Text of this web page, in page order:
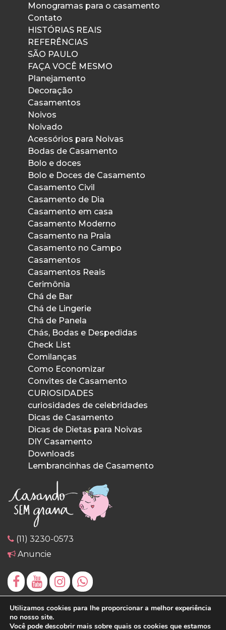
Monogramas para o casamento
Contato
HISTÓRIAS REAIS
REFERÊNCIAS
SÃO PAULO
FAÇA VOCÊ MESMO
Planejamento
Decoração
Casamentos
Noivos
Noivado
Acessórios para Noivas
Bodas de Casamento
Bolo e doces
Bolo e Doces de Casamento
Casamento Civil
Casamento de Dia
Casamento em casa
Casamento Moderno
Casamento na Praia
Casamento no Campo
Casamentos
Casamentos Reais
Cerimônia
Chá de Bar
Chá de Lingerie
Chá de Panela
Chás, Bodas e Despedidas
Check List
Comilanças
Como Economizar
Convites de Casamento
CURIOSIDADES
curiosidades de celebridades
Dicas de Casamento
Dicas de Dietas para Noivas
DIY Casamento
Downloads
Lembrancinhas de Casamento
(11) 3230-0573
Anuncie
Utilizamos cookies para lhe proporcionar a melhor experiência
no nosso site.
Você pode descobrir mais sobre quais os cookies que estamos